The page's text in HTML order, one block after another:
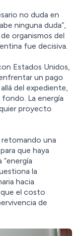
no duda en
ninguna duda”,
organismos del
fue decisiva.
Estados Unidos,
un pago
del expediente,
La energía
proyecto
retomando una
que haya
la
hacia
el costo
de